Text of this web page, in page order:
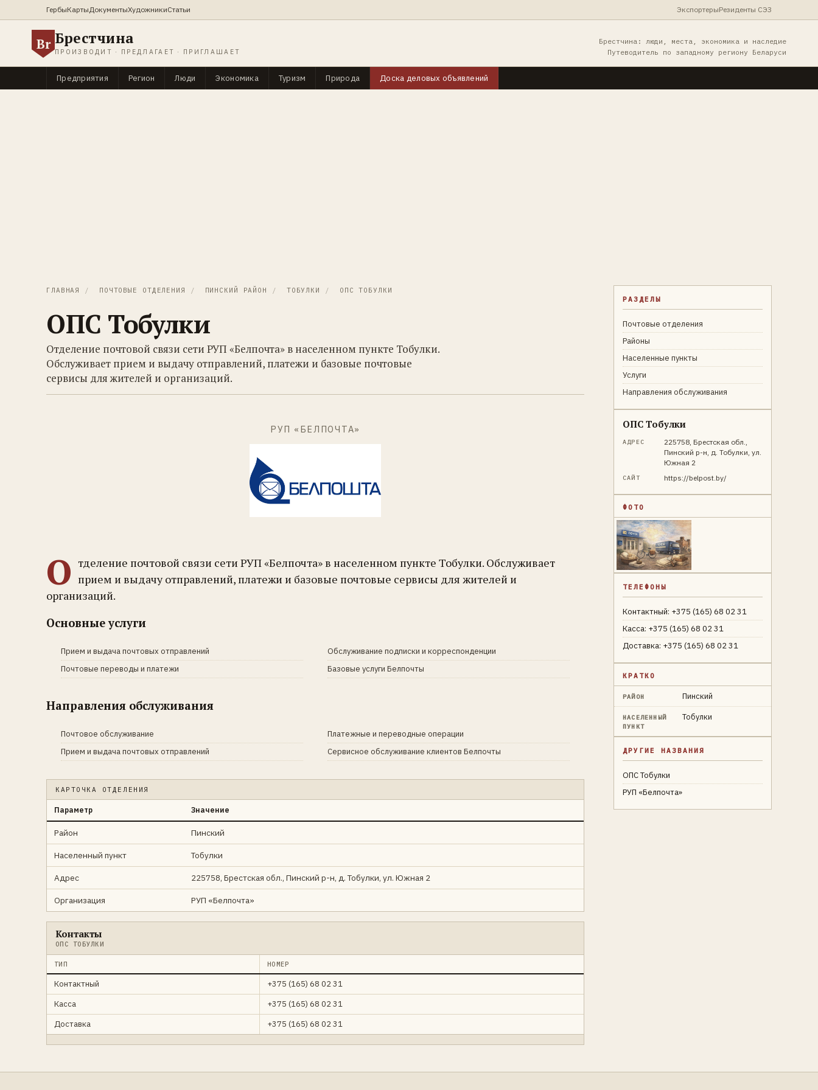
ГербыКартыДокументыХудожникиСтатьи ЭкспортерыРезиденты СЭЗ
Br Брестчина
ПРОИЗВОДИТ · ПРЕДЛАГАЕТ · ПРИГЛАШАЕТ
Брестчина: люди, места, экономика и наследие
Путеводитель по западному региону Беларуси
Предприятия Регион Люди Экономика Туризм Природа Доска деловых объявлений
ГЛАВНАЯ / ПОЧТОВЫЕ ОТДЕЛЕНИЯ / ПИНСКИЙ РАЙОН / ТОБУЛКИ / ОПС ТОБУЛКИ
ОПС Тобулки
Отделение почтовой связи сети РУП «Белпочта» в населенном пункте Тобулки.
Обслуживает прием и выдачу отправлений, платежи и базовые почтовые
сервисы для жителей и организаций.
РУП «БЕЛПОЧТА»
О тделение почтовой связи сети РУП «Белпочта» в населенном пункте Тобулки. Обслуживает
прием и выдачу отправлений, платежи и базовые почтовые сервисы для жителей и
организаций.
Основные услуги
Прием и выдача почтовых отправлений
Почтовые переводы и платежи
Обслуживание подписки и корреспонденции
Базовые услуги Белпочты
Направления обслуживания
Почтовое обслуживание
Прием и выдача почтовых отправлений
Платежные и переводные операции
Сервисное обслуживание клиентов Белпочты
КАРТОЧКА ОТДЕЛЕНИЯ
Параметр Значение
Район Пинский
Населенный пункт Тобулки
Адрес 225758, Брестская обл., Пинский р-н, д. Тобулки, ул. Южная 2
Организация РУП «Белпочта»
Контакты
ОПС ТОБУЛКИ
ТИП НОМЕР
Контактный
+375 (165) 68 02 31
Касса
+375 (165) 68 02 31
Доставка
+375 (165) 68 02 31
РАЗДЕЛЫ
Почтовые отделения
Районы
Населенные пункты
Услуги
Направления обслуживания
ОПС Тобулки
АДРЕС
225758, Брестская обл.,
Пинский р-н, д. Тобулки, ул.
Южная 2
САЙТ https://belpost.by/
ФОТО
ТЕЛЕФОНЫ
Контактный: +375 (165) 68 02 31
Касса: +375 (165) 68 02 31
Доставка: +375 (165) 68 02 31
КРАТКО
РАЙОН Пинский
НАСЕЛЕННЫЙ
ПУНКТ
Тобулки
ДРУГИЕ НАЗВАНИЯ
ОПС Тобулки
РУП «Белпочта»